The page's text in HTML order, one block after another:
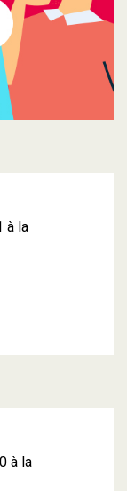
à la
à la